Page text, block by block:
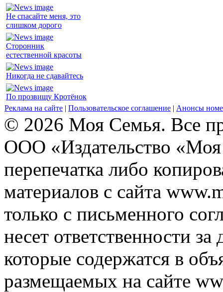
Не спасайте меня, это
слишком дорого
Сторонник
естественной красоты
Никогда не сдавайтесь
По прозвищу Кротёнок
Реклама на сайте | Пользовательское соглашение | Анонсы
© 2026 Моя Семья. Все
ООО «Издательство
перепечатка либо
материалов с сайта
только с письменного
несет ответственности
которые содержатся в
размещаемых на сайте